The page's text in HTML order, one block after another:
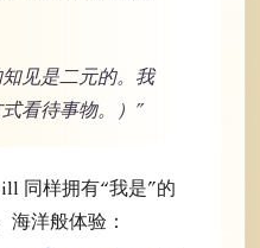
知见是二元的。我
看待事物。）”
同样拥有“我是”的
洋般体验：